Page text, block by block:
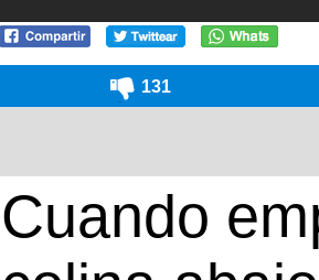
131
Cuando